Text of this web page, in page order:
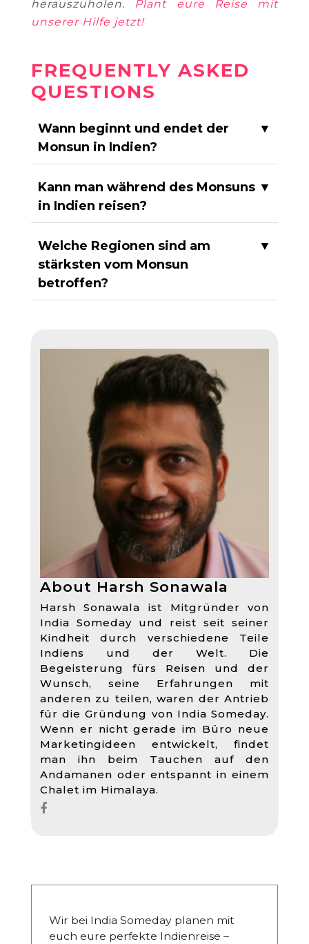
herauszuholen. Plant eure Reise mit
unserer Hilfe jetzt!
FREQUENTLY ASKED
QUESTIONS
Wann beginnt und endet der
Monsun in Indien?
▼
Kann man während des Monsuns
in Indien reisen?
▼
Welche Regionen sind am
stärksten vom Monsun
betroffen?
▼
About Harsh Sonawala
Harsh Sonawala ist Mitgründer von
India Someday und reist seit seiner
Kindheit durch verschiedene Teile
Indiens und der Welt. Die
Begeisterung fürs Reisen und der
Wunsch, seine Erfahrungen mit
anderen zu teilen, waren der Antrieb
für die Gründung von India Someday.
Wenn er nicht gerade im Büro neue
Marketingideen entwickelt, findet
man ihn beim Tauchen auf den
Andamanen oder entspannt in einem
Chalet im Himalaya.
Wir bei India Someday planen mit
euch eure perfekte Indienreise –